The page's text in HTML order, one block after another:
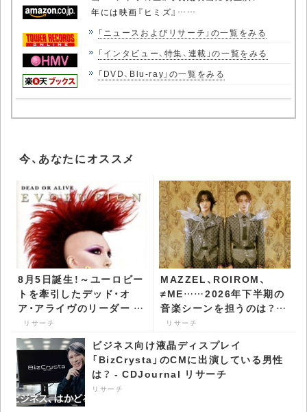
年には映画『ヒミズ』……
「ニュースおよびリサーチ」の一覧をみる
「インタビュー、特集、連載」の一覧をみる
「DVD、Blu-ray」の一覧をみる
今、あなたにオススメ
8月5日誕生！～ユーロビー
トを牽引したデッド・オ
ア・アライヴのリーダー ピ
ート・バーンズ -
CDJournal リサーチ
リサーチ
MAZZEL、ROIROM、
≠ME……2026年下半期の
音楽シーンを担うのは？
ブレイク期待のアーティス
ト特集 - CDJournal リサ
ーチ
リサーチ
ビジネス向け液晶ディスプレイ
「BizCrysta」のCMに出演している男性
は？ - CDJournal リサーチ
リサーチ